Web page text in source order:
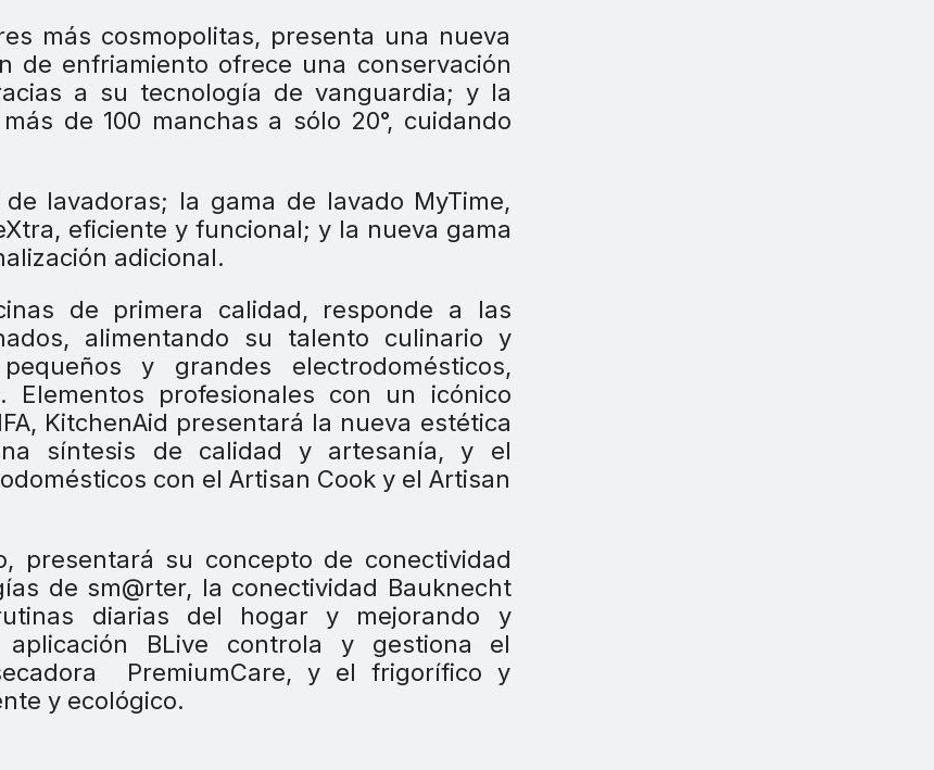
más cosmopolitas, presenta una nueva
de enfriamiento ofrece una conservación
a su tecnología de vanguardia; y la
de 100 manchas a sólo 20°, cuidando
lavadoras; la gama de lavado MyTime,
eficiente y funcional; y la nueva gama
adicional.
de primera calidad, responde a las
alimentando su talento culinario y
y grandes electrodomésticos,
profesionales con un icónico
KitchenAid presentará la nueva estética
síntesis de calidad y artesanía, y el
con el Artisan Cook y el Artisan
presentará su concepto de conectividad
de sm@rter, la conectividad Bauknecht
diarias del hogar y mejorando y
BLive controla y gestiona el
PremiumCare, y el frigorífico y
y ecológico.